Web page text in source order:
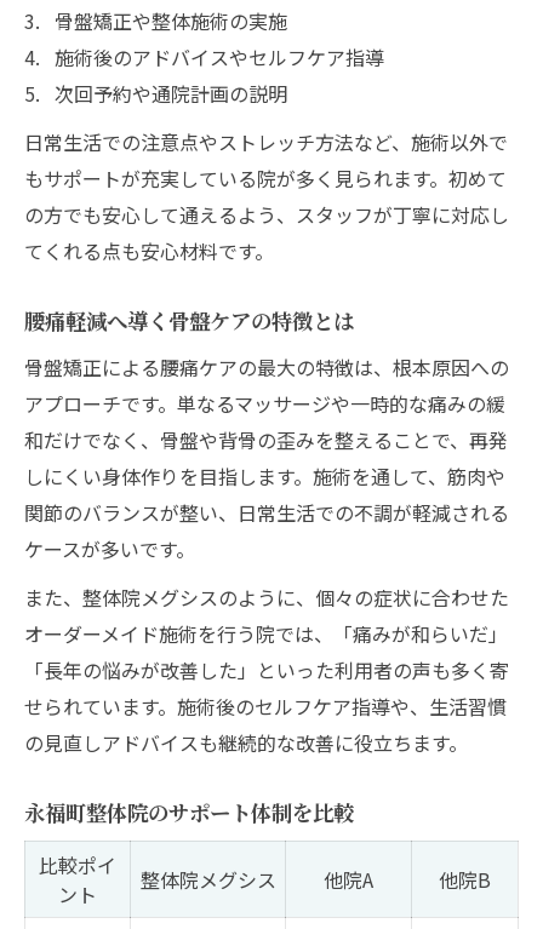
骨盤矯正や整体施術の実施
施術後のアドバイスやセルフケア指導
次回予約や通院計画の説明
日常生活での注意点やストレッチ方法など、施術以外で
もサポートが充実している院が多く見られます。初めて
の方でも安心して通えるよう、スタッフが丁寧に対応し
てくれる点も安心材料です。
腰痛軽減へ導く骨盤ケアの特徴とは
骨盤矯正による腰痛ケアの最大の特徴は、根本原因への
アプローチです。単なるマッサージや一時的な痛みの緩
和だけでなく、骨盤や背骨の歪みを整えることで、再発
しにくい身体作りを目指します。施術を通して、筋肉や
関節のバランスが整い、日常生活での不調が軽減される
ケースが多いです。
また、整体院メグシスのように、個々の症状に合わせた
オーダーメイド施術を行う院では、「痛みが和らいだ」
「長年の悩みが改善した」といった利用者の声も多く寄
せられています。施術後のセルフケア指導や、生活習慣
の見直しアドバイスも継続的な改善に役立ちます。
永福町整体院のサポート体制を比較
比較ポイ
ント
整体院メグシス 他院A 他院B